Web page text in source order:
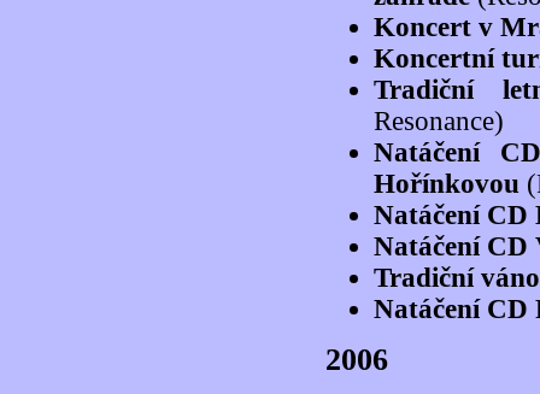
Koncert v
Koncertní
Tradiční
Resonance)
Natáčení
Hořínkovou
Natáčení
Natáčení CD
Tradiční
Natáčení CD
2006